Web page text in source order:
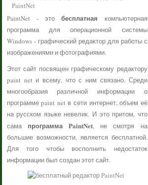
PaintNet - этобесплатная компьютерная
программа для операционной системы
Windows - графический редактор для работы с
изображениями и фотографиями.
Этот сайт посвящен графическому редактору
paint net и всему, что с ним связано. Среди
многообразия различной информации о
программе paint net в сети интернет, объем её
на русском языке невелик. И это притом, что
сама программа PaintNet, не смотря на
большие возможности, является бесплатной.
Для того чтобы восполнить недостаток
информации был создан этот сайт.